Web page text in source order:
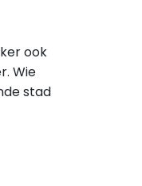
ook
Wie
stad